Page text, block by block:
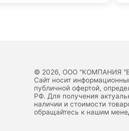
© 2026, ООО "КОМПАНИЯ
Сайт носит
публичной офертой,
РФ. Для получения
наличии и стоимости
обращайтесь к нашим